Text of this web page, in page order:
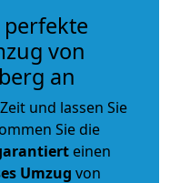
von
an
und lassen Sie
Sie die
einen
Umzug von